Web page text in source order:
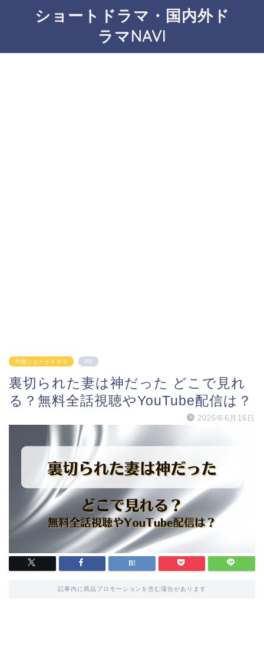
ショートドラマ・国内外ド
ラマNAVI
中国ショートドラマ PR
裏切られた妻は神だった どこで見れ
る？無料全話視聴やYouTube配信は？
2026年6月16日
記事内に商品プロモーションを含む場合があります